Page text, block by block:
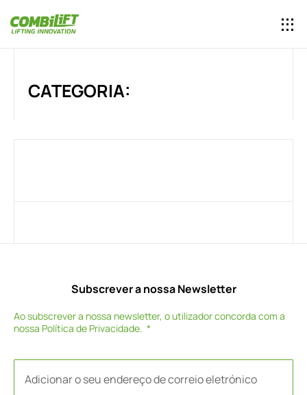
CATEGORIA:
Subscrever a nossa Newsletter
Ao subscrever a nossa newsletter, o utilizador concorda com a
nossa Política de Privacidade.